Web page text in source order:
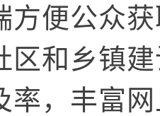
方便公众
区和乡镇
率，丰富